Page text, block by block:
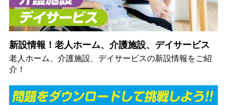
新設情報！老人ホーム、介護施設、デイサービス
老人ホーム、介護施設、デイサービスの新設情報をご紹
介！